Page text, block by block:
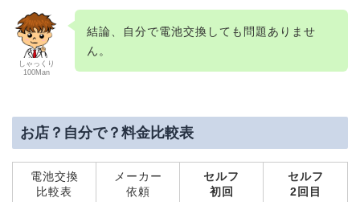
しゃっくり
100Man
結論、自分で電池交換しても問題ありませ
ん。
お店？自分で？料金比較表
電池交換
比較表
メーカー
依頼
セルフ
初回
セルフ
2回目